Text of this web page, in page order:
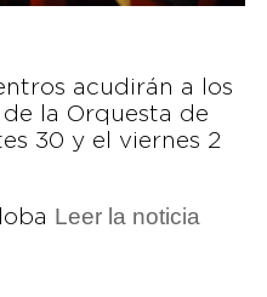
acudirán a los
la Orquesta de
30 y el viernes 2
Leer la noticia